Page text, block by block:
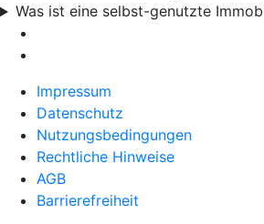
Was ist eine selbst-genutzte
Impressum
Datenschutz
Nutzungsbedingungen
Rechtliche Hinweise
AGB
Barrierefreiheit